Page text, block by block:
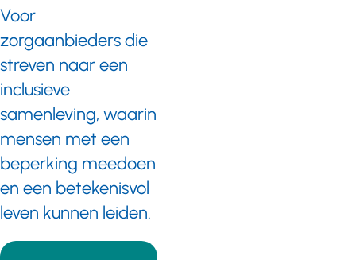
Voor
zorgaanbieders die
streven naar een
inclusieve
samenleving, waarin
mensen met een
beperking meedoen
en een betekenisvol
leven kunnen leiden.